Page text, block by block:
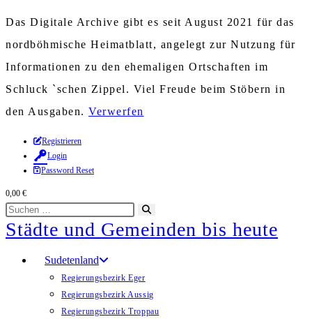
Das Digitale Archive gibt es seit August 2021 für das
nordböhmische Heimatblatt, angelegt zur Nutzung für
Informationen zu den ehemaligen Ortschaften im
Schluck `schen Zippel. Viel Freude beim Stöbern in
den Ausgaben. Verwerfen
Zum
Inhalt
springen
Registrieren
Login
Password Reset
0,00 €
Diese
Website
durchsuchen
starten
Städte und Gemeinden bis heute
Sudetenland
Regierungsbezirk Eger
Regierungsbezirk Aussig
Regierungsbezirk Troppau